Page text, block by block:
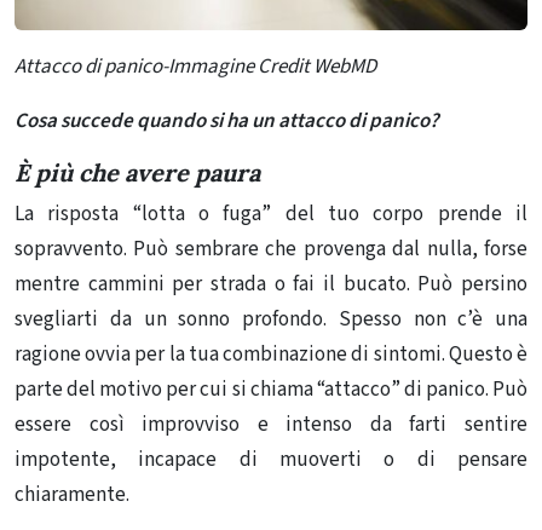
Attacco di panico-Immagine Credit WebMD
Cosa succede quando si ha un attacco di panico?
È più che avere paura
La risposta “lotta o fuga” del tuo corpo prende il
sopravvento. Può sembrare che provenga dal nulla, forse
mentre cammini per strada o fai il bucato. Può persino
svegliarti da un sonno profondo. Spesso non c’è una
ragione ovvia per la tua combinazione di sintomi. Questo è
parte del motivo per cui si chiama “attacco” di panico. Può
essere così improvviso e intenso da farti sentire
impotente, incapace di muoverti o di pensare
chiaramente.